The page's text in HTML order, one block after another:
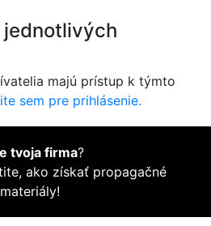
jednotlivých
majú prístup k týmto
sem pre prihlásenie.
tvoja firma?
ako získať propagačné
materiály!